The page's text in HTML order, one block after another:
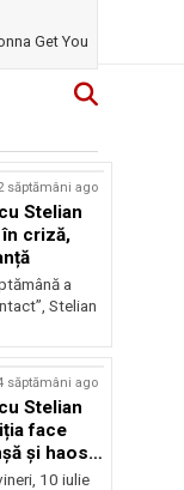
Get You
săptămâni ago
Stelian
în criză,
a
Stelian
săptămâni ago
Stelian
face
și haos
10 iulie